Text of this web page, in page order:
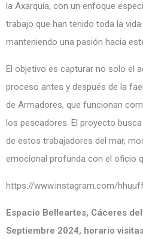
la Axarquía, con un enfoque
trabajo que han tenido toda la
manteniendo una pasión hacia
El objetivo es capturar no solo el
proceso antes y después de la
de Armadores, que funcionan
los pescadores. El proyecto
de estos trabajadores del mar,
emocional profunda con el oficio
https://www.instagram.com/
Espacio Belleartes, Cáceres
Septiembre 2024, horario